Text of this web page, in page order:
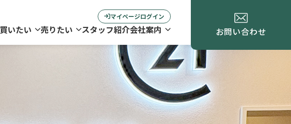
マイページログイン
買いたい 売りたい スタッフ紹介会社案内 お問い合わせ